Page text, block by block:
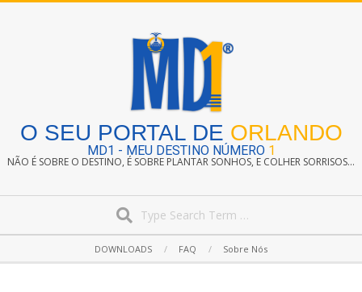
O SEU PORTAL DE ORLANDO
MD1 - MEU DESTINO NÚMERO 1
NÃO É SOBRE O DESTINO, É SOBRE PLANTAR SONHOS, E COLHER SORRISOS...
Navigation
DOWNLOADS FAQ Sobre Nós